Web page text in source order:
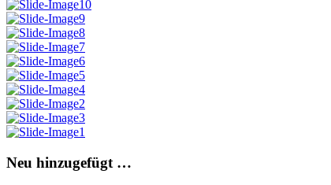
Neu hinzugefügt …